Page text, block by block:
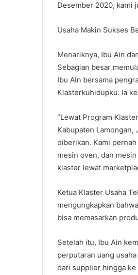
Desember 2020, kami
Usaha Makin Sukses
Menariknya, Ibu Ain
Sebagian besar
Ibu Ain bersama
Klasterkuhidupku. Ia
“Lewat Program
Kabupaten Lamongan,
diberikan. Kami
mesin oven, dan
klaster lewat
Ketua Klaster Usaha
mengungkapkan
bisa memasarkan
Setelah itu, Ibu Ain
perputaran uang
dari supplier hingga